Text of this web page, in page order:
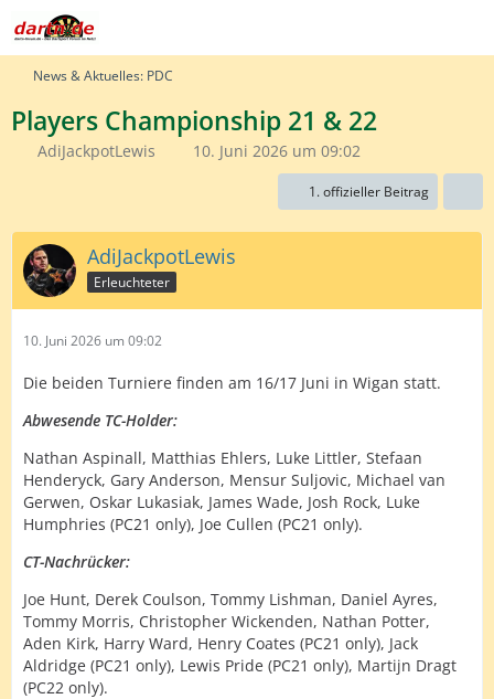
News & Aktuelles: PDC
Players Championship 21 & 22
AdiJackpotLewis 10. Juni 2026 um 09:02
1. offizieller Beitrag
AdiJackpotLewis
Erleuchteter
10. Juni 2026 um 09:02
Die beiden Turniere finden am 16/17 Juni in Wigan statt.
Abwesende TC-Holder:
Nathan Aspinall, Matthias Ehlers, Luke Littler, Stefaan
Henderyck, Gary Anderson, Mensur Suljovic, Michael van
Gerwen, Oskar Lukasiak, James Wade, Josh Rock, Luke
Humphries (PC21 only), Joe Cullen (PC21 only).
CT-Nachrücker:
Joe Hunt, Derek Coulson, Tommy Lishman, Daniel Ayres,
Tommy Morris, Christopher Wickenden, Nathan Potter,
Aden Kirk, Harry Ward, Henry Coates (PC21 only), Jack
Aldridge (PC21 only), Lewis Pride (PC21 only), Martijn Dragt
(PC22 only).